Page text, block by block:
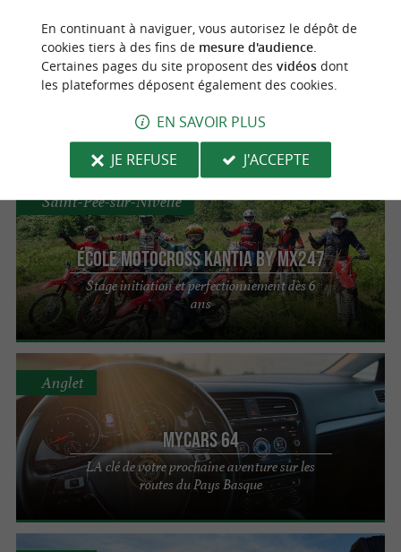
LVL CYCLES ASCAIN
Des vélos pour toutes vos envies entre mer et
montagne
École motocross kantia by mx247
Stage initiation et perfectionnement dès 6
ans
Saint-Pée-sur-Nivelle
MyCars 64
LA clé de votre prochaine aventure sur les
routes du Pays Basque
Anglet
En continuant à naviguer, vous autorisez le dépôt de
cookies tiers à des fins de mesure d'audience.
Certaines pages du site proposent des vidéosdont
les plateformes déposent également des cookies.
EN SAVOIR PLUS
JE REFUSE
J'ACCEPTE